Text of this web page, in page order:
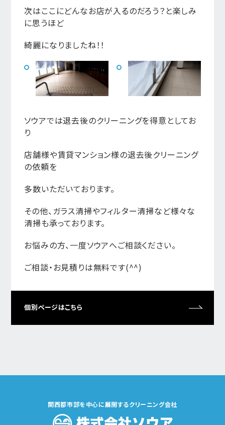
次はここにどんなお店が入るのだろう？と楽しみ
に思うほど
綺麗になりましたね！！
ソウアでは退去後のクリーニングを得意としてお
り
店舗様や賃貸マンション様の退去後クリーニング
の依頼を
多数いただいております。
その他、ガラス清掃やフィルター清掃など様々な
清掃も承っております。
お悩みの方、一度ソウアへご相談ください。
ご相談・お見積りは無料です(^^)
個別ページはこちら
関西都市部を中心に展開するクリーニング会社